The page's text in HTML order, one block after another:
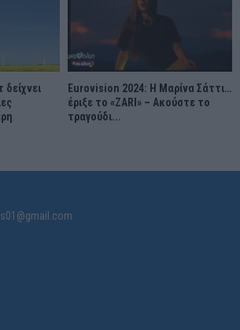
Eurovision 2024: Η Μαρίνα Σάττι…
έριξε το «ZARI» – Ακούστε το
τραγούδι...